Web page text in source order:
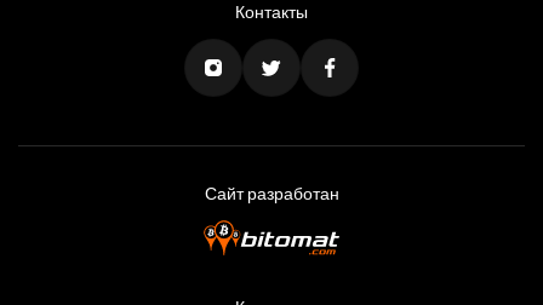
Контакты
Сайт разработан